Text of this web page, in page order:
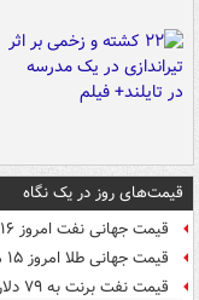
قیمت‌های روز در یک نگاه
قیمت جهانی نفت امروز ۱۶ مرداد
قیمت جهانی طلا امروز ۱۵ مرداد
قیمت نفت برنت به ۷۹ دلار رسید